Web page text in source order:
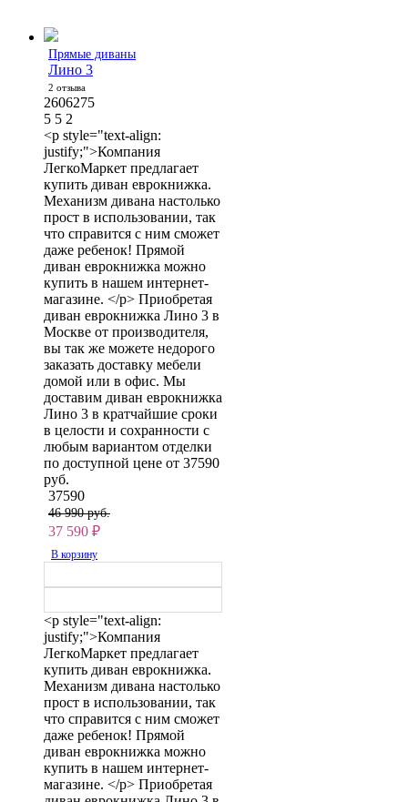
Прямые диваны
Лино 3
2 отзыва
2606275
5 5 2
<p style="text-align:
justify;">Компания
ЛегкоМаркет предлагает
купить диван еврокнижка.
Механизм дивана настолько
прост в использовании, так
что справится с ним сможет
даже ребенок! Прямой
диван еврокнижка можно
купить в нашем интернет-
магазине. </p> Приобретая
диван еврокнижка Лино 3 в
Москве от производителя,
вы так же можете недорого
заказать доставку мебели
домой или в офис. Мы
доставим диван еврокнижка
Лино 3 в кратчайшие сроки
в целости и сохранности с
любым вариантом отделки
по доступной цене от 37590
руб.
37590
46 990 руб.
37 590 ₽
В корзину
<p style="text-align:
justify;">Компания
ЛегкоМаркет предлагает
купить диван еврокнижка.
Механизм дивана настолько
прост в использовании, так
что справится с ним сможет
даже ребенок! Прямой
диван еврокнижка можно
купить в нашем интернет-
магазине. </p> Приобретая